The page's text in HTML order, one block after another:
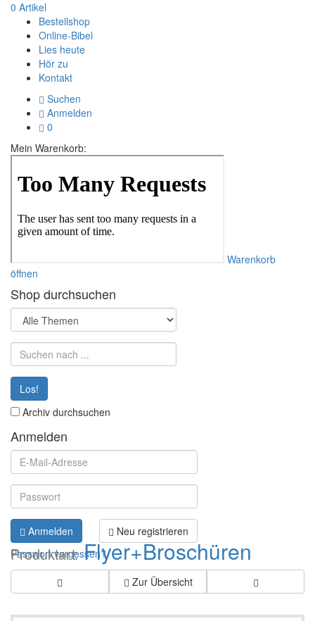
0 Artikel
Bestellshop
Online-Bibel
Lies heute
Hör zu
Kontakt
Suchen
Anmelden
0
Mein Warenkorb:
Warenkorb
öffnen
Shop durchsuchen
Los!
Archiv durchsuchen
Anmelden
Anmelden
Neu registrieren
Passwort vergessen?
Produktart: Flyer+Broschüren
Zur Übersicht